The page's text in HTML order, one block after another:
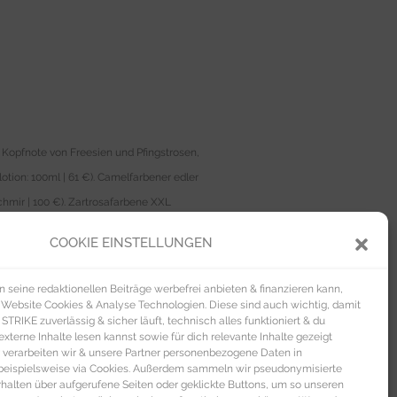
COOKIE EINSTELLUNGEN
seine redaktionellen Beiträge werbefrei anbieten & finanzieren kann,
Cookies & Analyse Technologien. Diese sind auch wichtig, damit
zuverlässig & sicher läuft, technisch alles funktioniert & du
Inhalte lesen kannst sowie für dich relevante Inhalte gezeigt
wir & unsere Partner personenbezogene Daten in
via Cookies. Außerdem sammeln wir pseudonymisierte
über aufgerufene Seiten oder geklickte Buttons, um so unseren
von Freesien und Pfingstrosen,
100ml | 61 €). Camelfarbener edler
| 100 €). Zartrosafarbene XXL
60 Stunden Brenndauer. (über
Gliederarmband sowie
Geschenkboxen von Mydaysmit
Karten-Etui aus edel
für Muttis Lieblingsmusik: